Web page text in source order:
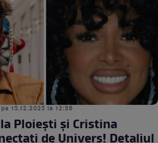
pe 15.12.2025 la 12:36
Ploiești și Cristina